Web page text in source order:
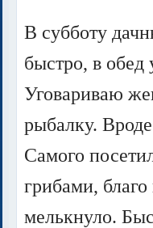
В субботу
быстро, в обед
Уговариваю
рыбалку.
Самого
грибами, благо
мелькнуло.